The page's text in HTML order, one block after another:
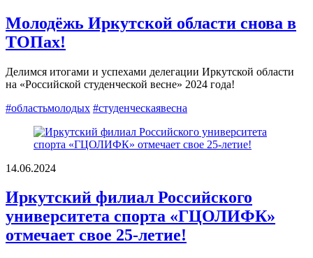
Молодёжь Иркутской области снова в
ТОПах!
Делимся итогами и успехами делегации Иркутской области
на «Российской студенческой весне» 2024 года!
#областьмолодых #студенческаявесна
14.06.2024
Иркутский филиал Российского
университета спорта «ГЦОЛИФК»
отмечает свое 25-летие!